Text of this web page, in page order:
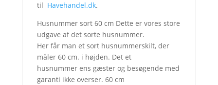
til Havehandel.dk.
Husnummer sort 60 cm Dette er vores store
udgave af det sorte husnummer.
Her får man et sort husnummerskilt, der
måler 60 cm. i højden. Det et
husnummer ens gæster og besøgende med
garanti ikke overser. 60 cm